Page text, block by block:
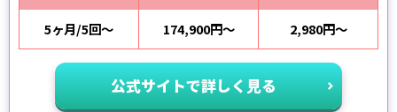
5ヶ月/5回～ 174,900円～ 2,980円～
公式サイトで詳しく見る